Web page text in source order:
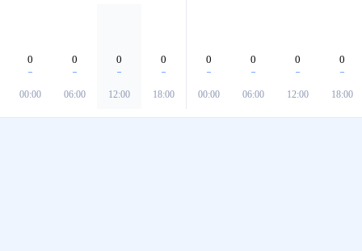
0
00:00
0
06:00
0
12:00
0
18:00
0
00:00
0
06:00
0
12:00
0
18:00